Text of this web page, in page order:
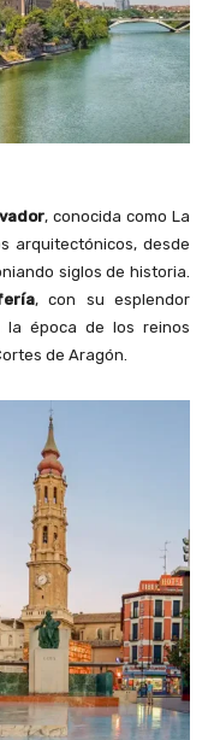
, conocida como La
arquitectónicos, desde
siglos de historia.
, con su esplendor
la época de los reinos
de Aragón.​